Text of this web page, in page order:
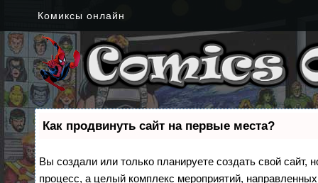
Комиксы онлайн
Как продвинуть сайт на первые места?
Вы создали или только планируете создать свой сайт,
процесс, а целый комплекс мероприятий,